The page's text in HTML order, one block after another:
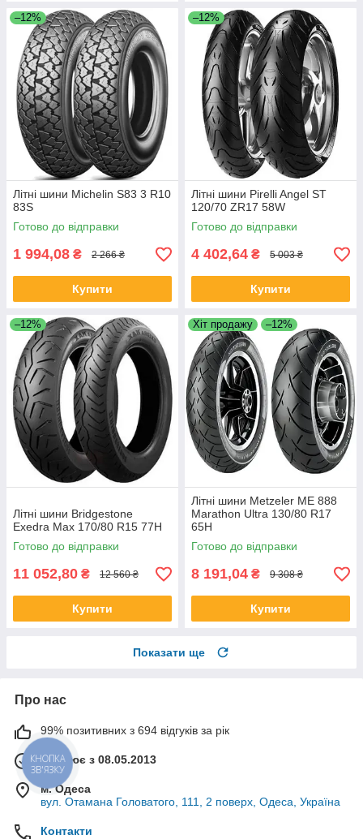
–12%
Літні шини Michelin S83 3 R10
83S
Готово до відправки
1 994,08 ₴ 2 266 ₴
Купити
–12%
Літні шини Pirelli Angel ST
120/70 ZR17 58W
Готово до відправки
4 402,64 ₴ 5 003 ₴
Купити
–12%
Літні шини Bridgestone
Exedra Max 170/80 R15 77H
Готово до відправки
11 052,80 ₴ 12 560 ₴
Купити
Хіт продажу –12%
Літні шини Metzeler ME 888
Marathon Ultra 130/80 R17
65H
Готово до відправки
8 191,04 ₴ 9 308 ₴
Купити
Показати ще
Про нас
99% позитивних з 694 відгуків за рік
Працює з 08.05.2013
м. Одеса
вул. Отамана Головатого, 111, 2 поверх, Одеса, Україна
Контакти
КНОПКА
ЗВ'ЯЗКУ